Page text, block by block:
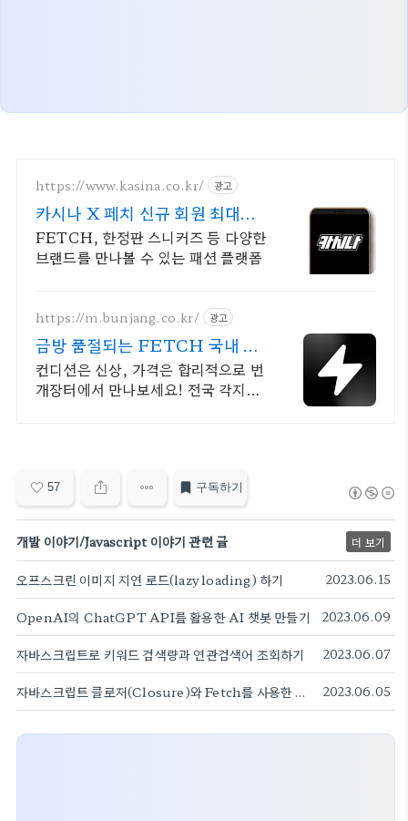
https://www.kasina.co.kr/ 광고
카시나 X 페치 신규 회원 최대
20% 할인
FETCH, 한정판 스니커즈 등 다양한
브랜드를 만나볼 수 있는 패션 플랫폼
https://m.bunjang.co.kr/ 광고
금방 품절되는 FETCH 국내 최
대 브랜드 중고거래
컨디션은 신상, 가격은 합리적으로 번
개장터에서 만나보세요! 전국 각지에
57 구독하기
개발 이야기/Javascript 이야기 관련 글 더 보기
오프스크린 이미지 지연 로드(lazy loading) 하기 2023.06.15
OpenAI의 ChatGPT API를 활용한 AI 챗봇 만들기 2023.06.09
자바스크립트로 키워드 검색량과 연관검색어 조회하기 2023.06.07
자바스크립트 클로저(Closure)와 Fetch를 사용한 비동기 처리 2023.06.05